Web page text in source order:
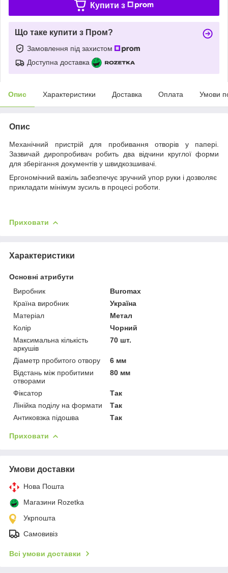
Купити з
Що таке купити з Пром?
Замовлення під захистом
Доступна доставка
Опис Характеристики Доставка Оплата Умови
Опис
Механічний пристрій для пробивання отворів у папері.
Зазвичай диропробивач робить два відчини круглої форми
для зберігання документів у швидкозшивачі.
Ергономічний важіль забезпечує зручний упор руки і дозволяє
прикладати мінімум зусиль в процесі роботи.
Приховати
Характеристики
Основні атрибути
Виробник
Buromax
Країна виробник
Україна
Матеріал
Метал
Колір
Чорний
Максимальна кількість
аркушів
70 шт.
Діаметр пробитого отвору
6 мм
Відстань між пробитими
отворами
80 мм
Фіксатор
Так
Лінійка поділу на формати
Так
Антиковзка підошва
Так
Приховати
Умови доставки
Нова Пошта
Магазини Rozetka
Укрпошта
Самовивіз
Всі умови доставки